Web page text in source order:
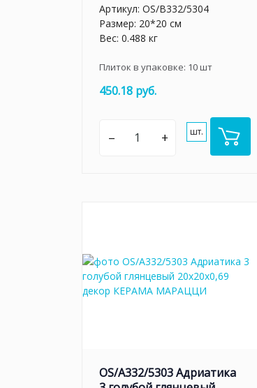
Артикул: OS/B332/5304
Размер: 20*20 см
Вес: 0.488 кг
Плиток в упаковке: 10шт
450.18 руб.
– + шт.
OS/A332/5303 Адриатика